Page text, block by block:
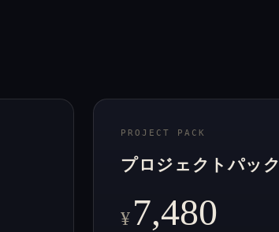
PROJECT PACK
プロジェクトパック
¥ 7,480